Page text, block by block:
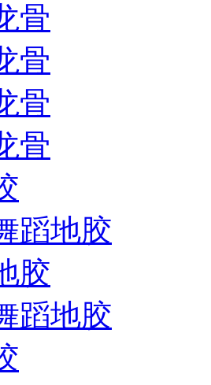
骨
骨
骨
骨
蹈地胶
胶
蹈地胶